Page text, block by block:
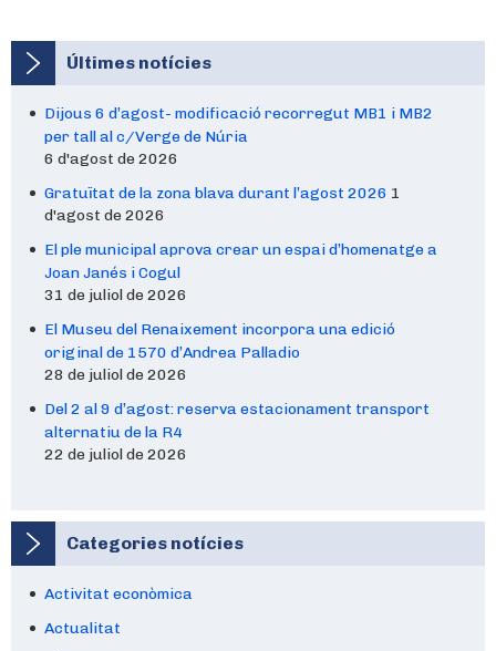
Últimes notícies
Dijous 6 d’agost- modificació recorregut MB1 i MB2
per tall al c/Verge de Núria
6 d'agost de 2026
Gratuïtat de la zona blava durant l’agost 2026 1
d'agost de 2026
El ple municipal aprova crear un espai d’homenatge a
Joan Janés i Cogul
31 de juliol de 2026
El Museu del Renaixement incorpora una edició
original de 1570 d’Andrea Palladio
28 de juliol de 2026
Del 2 al 9 d’agost: reserva estacionament transport
alternatiu de la R4
22 de juliol de 2026
Categories notícies
Activitat econòmica
Actualitat